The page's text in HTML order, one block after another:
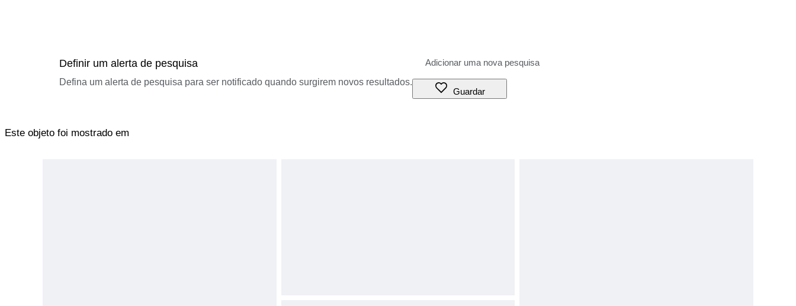
Definir um alerta de pesquisa
Defina um alerta de pesquisa para ser notificado quando surgirem novos resultados.
Guardar
Este objeto foi mostrado em